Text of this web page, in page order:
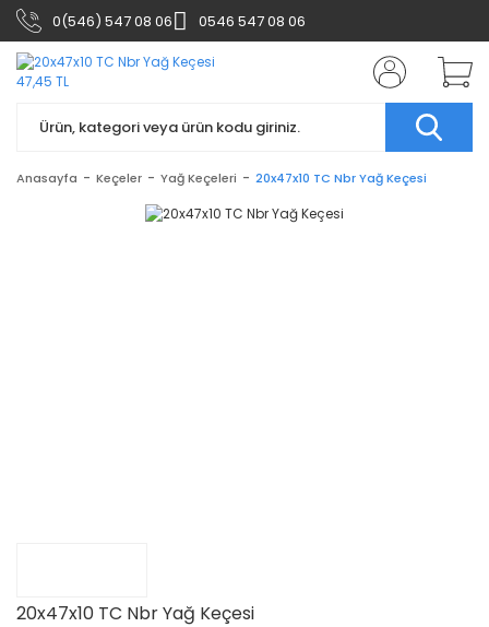
0(546) 547 08 06 0546 547 08 06
Anasayfa Keçeler Yağ Keçeleri 20x47x10 TC Nbr Yağ Keçesi
20x47x10 TC Nbr Yağ Keçesi